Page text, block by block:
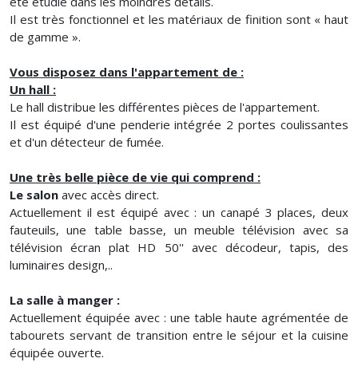
Il est très fonctionnel et les matériaux de finition sont « haut
de gamme ».
Vous disposez dans l'appartement de :
Un hall :
Le hall distribue les différentes pièces de l'appartement.
Il est équipé d'une penderie intégrée 2 portes coulissantes
et d'un détecteur de fumée.
Une très belle pièce de vie qui comprend :
Le salon avec accès direct.
Actuellement il est équipé avec : un canapé 3 places, deux
fauteuils, une table basse, un meuble télévision avec sa
télévision écran plat HD 50'' avec décodeur, tapis, des
luminaires design,..
La salle à manger :
Actuellement équipée avec : une table haute agrémentée de
tabourets servant de transition entre le séjour et la cuisine
équipée ouverte.